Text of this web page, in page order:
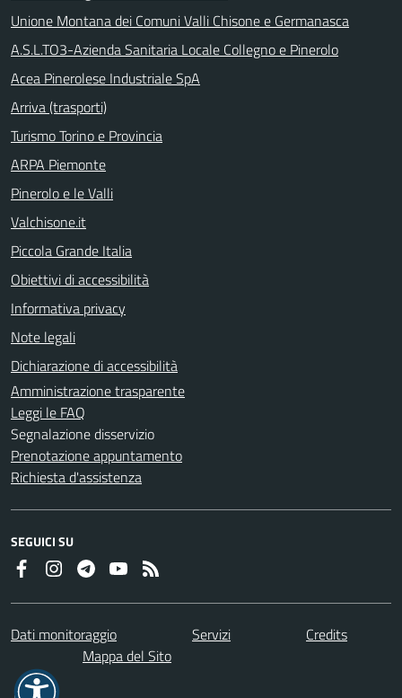
Unione Montana dei Comuni Valli Chisone e Germanasca
A.S.L.TO3-Azienda Sanitaria Locale Collegno e Pinerolo
Acea Pinerolese Industriale SpA
Arriva (trasporti)
Turismo Torino e Provincia
ARPA Piemonte
Pinerolo e le Valli
Valchisone.it
Piccola Grande Italia
Obiettivi di accessibilità
Informativa privacy
Note legali
Dichiarazione di accessibilità
Amministrazione trasparente
Leggi le FAQ
Segnalazione disservizio
Prenotazione appuntamento
Richiesta d'assistenza
SEGUICI SU
Dati monitoraggio Servizi
Credits
Mappa del Sito